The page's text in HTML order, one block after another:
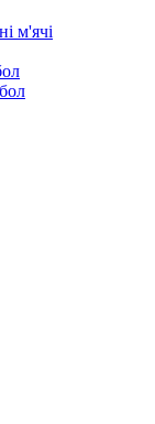
м'ячі